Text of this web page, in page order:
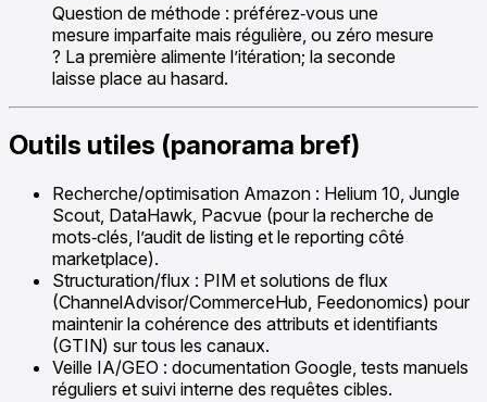
Question de méthode : préférez‑vous une
mesure imparfaite mais régulière, ou zéro mesure
? La première alimente l’itération; la seconde
laisse place au hasard.
Outils utiles (panorama bref)
Recherche/optimisation Amazon : Helium 10, Jungle
Scout, DataHawk, Pacvue (pour la recherche de
mots‑clés, l’audit de listing et le reporting côté
marketplace).
Structuration/flux : PIM et solutions de flux
(ChannelAdvisor/CommerceHub, Feedonomics) pour
maintenir la cohérence des attributs et identifiants
(GTIN) sur tous les canaux.
Veille IA/GEO : documentation Google, tests manuels
réguliers et suivi interne des requêtes cibles.